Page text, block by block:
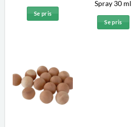
Se pris
Spray 30 ml
Se pris